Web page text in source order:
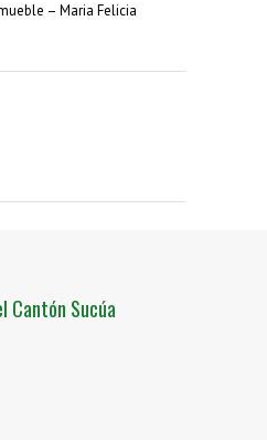
– Maria Felicia
Cantón Sucúa